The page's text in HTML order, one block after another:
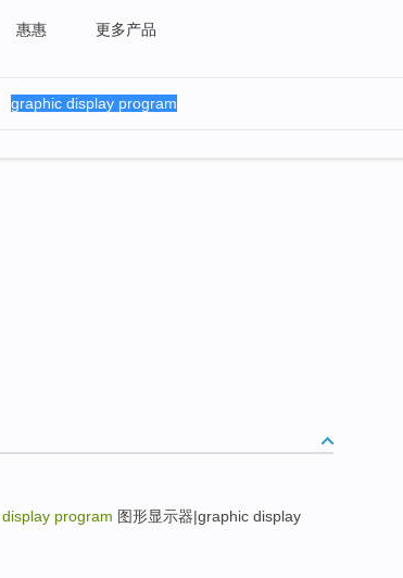
惠惠 更多产品
program 图形显示器|graphic display